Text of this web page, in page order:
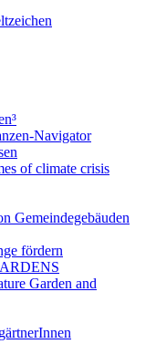
Navigator
of climate crisis
Gemeindegebäuden
fördern
Garden and